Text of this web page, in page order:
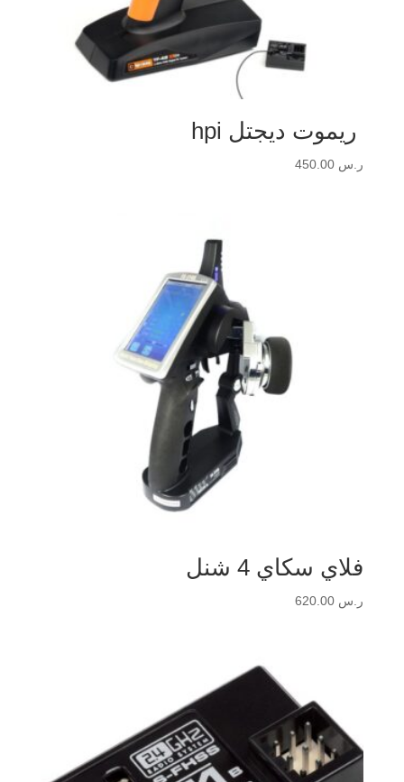
ريموت ديجتل hpi
ر.س
فلاي سكاي 4 شنل
ر.س